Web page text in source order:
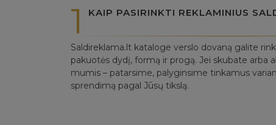
1 KAIP PASIRINKTI REKLAMINIUS
Saldireklama.lt kataloge verslo dovaną galite
pakuotės dydį, formą ir progą. Jei skubate arba
mumis – patarsime, palyginsime tinkamus
sprendimą pagal Jūsų tikslą.